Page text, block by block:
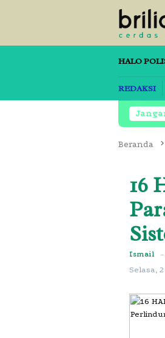
HALO
REDAKSI
Beranda
16
Ismail –
Selasa,